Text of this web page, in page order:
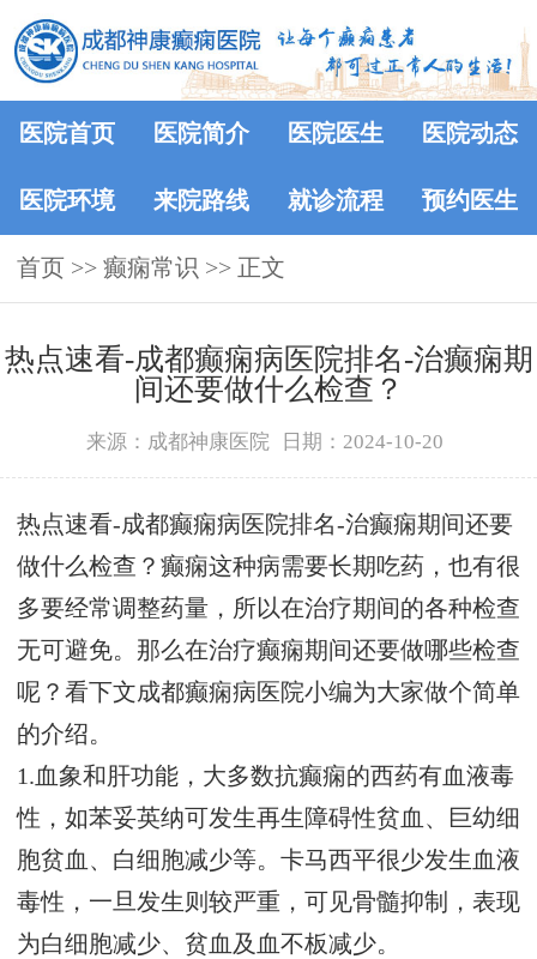
医院首页 医院简介 医院医生 医院动态
医院环境 来院路线 就诊流程 预约医生
首页 >> 癫痫常识 >> 正文
热点速看-成都癫痫病医院排名-治癫痫期
间还要做什么检查？
来源：成都神康医院 日期：2024-10-20
热点速看-成都癫痫病医院排名-治癫痫期间还要
做什么检查？癫痫这种病需要长期吃药，也有很
多要经常调整药量，所以在治疗期间的各种检查
无可避免。那么在治疗癫痫期间还要做哪些检查
呢？看下文成都癫痫病医院小编为大家做个简单
的介绍。
1.血象和肝功能，大多数抗癫痫的西药有血液毒
性，如苯妥英纳可发生再生障碍性贫血、巨幼细
胞贫血、白细胞减少等。卡马西平很少发生血液
毒性，一旦发生则较严重，可见骨髓抑制，表现
为白细胞减少、贫血及血不板减少。